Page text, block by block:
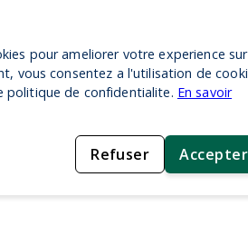
pour ameliorer votre experience sur
vous consentez a l'utilisation de
politique de confidentialite. En savoir
Refuser Accepter